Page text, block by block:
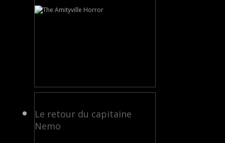
Le retour du capitaine
Nemo